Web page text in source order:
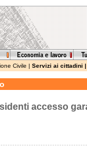
Civile | Servizi ai cittadini
accesso